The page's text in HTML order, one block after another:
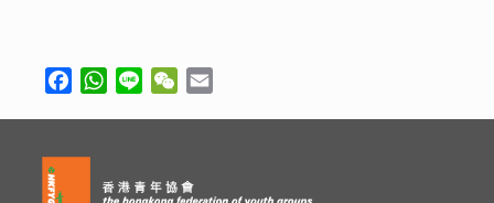
FacebookWhatsApp
Line WeChat